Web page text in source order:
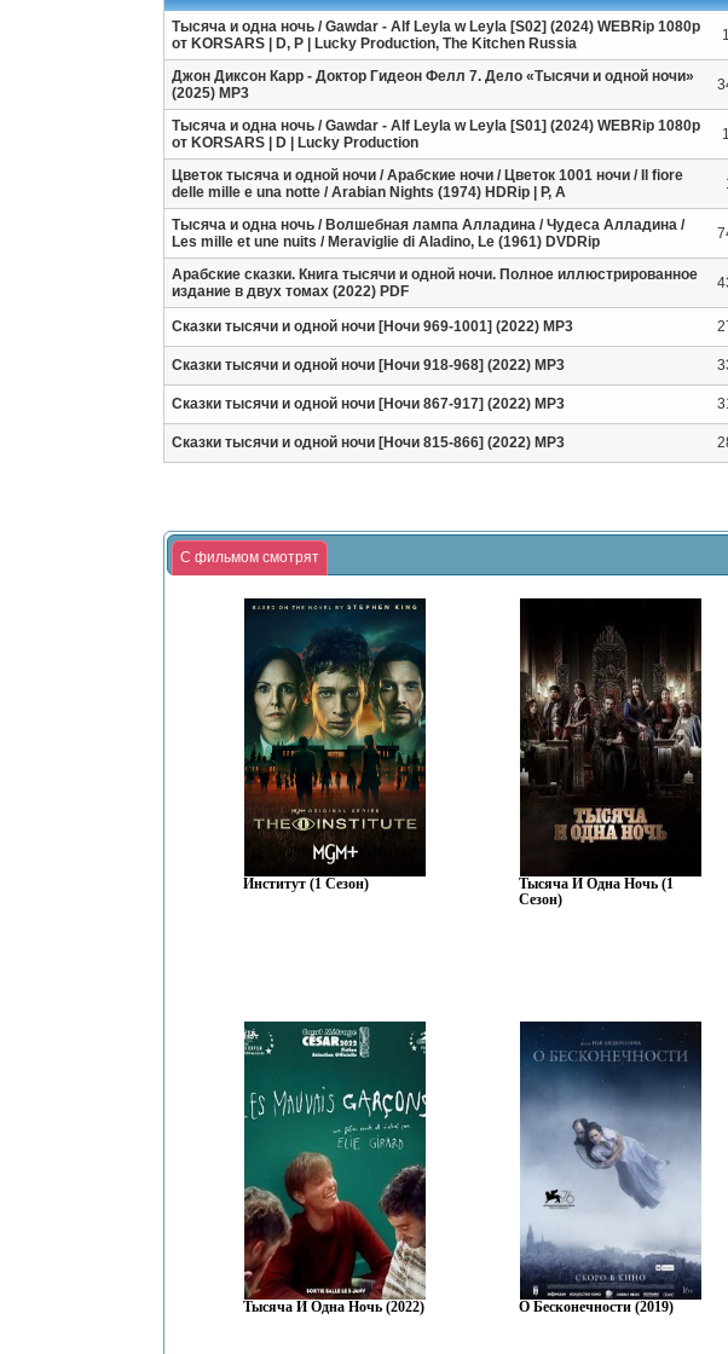
Тысяча и одна ночь / Gawdar - Alf Leyla w Leyla [S02] (2024) WEBRip 1080p
от KORSARS | D, P | Lucky Production, The Kitchen Russia
Джон Диксон Карр - Доктор Гидеон Фелл 7. Дело «Тысячи и одной ночи»
(2025) МР3
Тысяча и одна ночь / Gawdar - Alf Leyla w Leyla [S01] (2024) WEBRip 1080p
от KORSARS | D | Lucky Production
Цветок тысяча и одной ночи / Арабские ночи / Цветок 1001 ночи / Il fiore
delle mille e una notte / Arabian Nights (1974) HDRip | P, А
Тысяча и одна ночь / Волшебная лампа Алладина / Чудеса Алладина /
Les mille et une nuits / Meraviglie di Aladino, Le (1961) DVDRip
Арабские сказки. Книга тысячи и одной ночи. Полное иллюстрированное
издание в двух томах (2022) PDF
Сказки тысячи и одной ночи [Ночи 969-1001] (2022) MP3
Сказки тысячи и одной ночи [Ночи 918-968] (2022) MP3
Сказки тысячи и одной ночи [Ночи 867-917] (2022) MP3
Сказки тысячи и одной ночи [Ночи 815-866] (2022) MP3
С фильмом смотрят
Институт (1 Сезон)
Тысяча И Одна Ночь (1
Сезон)
Тысяча И Одна Ночь (2022) О Бесконечности (2019)